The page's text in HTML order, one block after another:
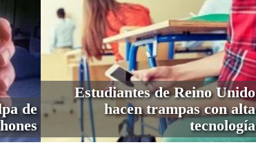
de
Estudiantes de Reino Unido
hacen trampas con alta
tecnología